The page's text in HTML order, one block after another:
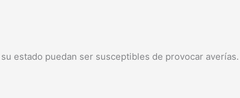
estado puedan ser susceptibles de provocar averías.